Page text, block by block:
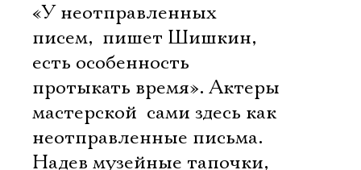
«У неотправленных
писем,  пишет Шишкин, 
есть особенность
протыкать время». Актеры
мастерской  сами здесь как
неотправленные письма.
Надев музейные тапочки,